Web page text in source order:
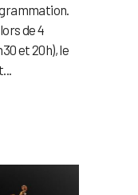
de 4
et 20h), le